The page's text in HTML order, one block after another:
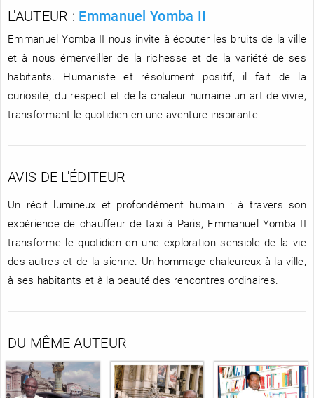
L'AUTEUR : Emmanuel Yomba II
Emmanuel Yomba II nous invite à écouter les bruits de la ville
et à nous émerveiller de la richesse et de la variété de ses
habitants. Humaniste et résolument positif, il fait de la
curiosité, du respect et de la chaleur humaine un art de vivre,
transformant le quotidien en une aventure inspirante.
AVIS DE L'ÉDITEUR
Un récit lumineux et profondément humain : à travers son
expérience de chauffeur de taxi à Paris, Emmanuel Yomba II
transforme le quotidien en une exploration sensible de la vie
des autres et de la sienne. Un hommage chaleureux à la ville,
à ses habitants et à la beauté des rencontres ordinaires.
DU MÊME AUTEUR